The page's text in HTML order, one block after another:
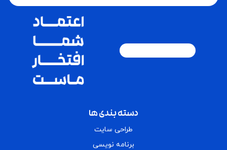
دسته بندی ها
طراحی سایت
برنامه نویسی